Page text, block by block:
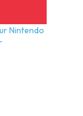
Nintendo